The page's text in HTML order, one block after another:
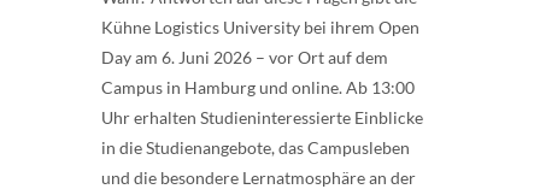
Kühne Logistics University bei ihrem Open
Day am 6. Juni 2026 – vor Ort auf dem
Campus in Hamburg und online. Ab 13:00
Uhr erhalten Studieninteressierte Einblicke
in die Studienangebote, das Campusleben
und die besondere Lernatmosphäre an der